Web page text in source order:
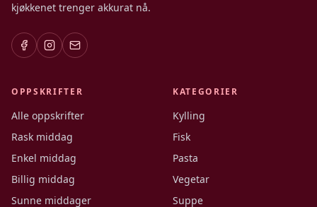
kjøkkenet trenger akkurat nå.
OPPSKRIFTER
Alle oppskrifter
Rask middag
Enkel middag
Billig middag
Sunne middager
KATEGORIER
Kylling
Fisk
Pasta
Vegetar
Suppe